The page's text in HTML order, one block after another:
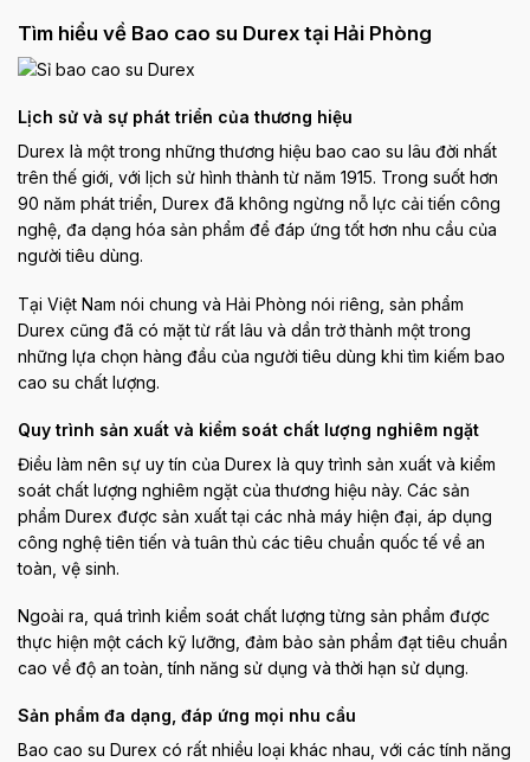
Tìm hiểu về Bao cao su Durex tại Hải Phòng
Lịch sử và sự phát triển của thương hiệu
Durex là một trong những thương hiệu bao cao su lâu đời nhất
trên thế giới, với lịch sử hình thành từ năm 1915. Trong suốt hơn
90 năm phát triển, Durex đã không ngừng nỗ lực cải tiến công
nghệ, đa dạng hóa sản phẩm để đáp ứng tốt hơn nhu cầu của
người tiêu dùng.
Tại Việt Nam nói chung và Hải Phòng nói riêng, sản phẩm
Durex cũng đã có mặt từ rất lâu và dần trở thành một trong
những lựa chọn hàng đầu của người tiêu dùng khi tìm kiếm bao
cao su chất lượng.
Quy trình sản xuất và kiểm soát chất lượng nghiêm ngặt
Điều làm nên sự uy tín của Durex là quy trình sản xuất và kiểm
soát chất lượng nghiêm ngặt của thương hiệu này. Các sản
phẩm Durex được sản xuất tại các nhà máy hiện đại, áp dụng
công nghệ tiên tiến và tuân thủ các tiêu chuẩn quốc tế về an
toàn, vệ sinh.
Ngoài ra, quá trình kiểm soát chất lượng từng sản phẩm được
thực hiện một cách kỹ lưỡng, đảm bảo sản phẩm đạt tiêu chuẩn
cao về độ an toàn, tính năng sử dụng và thời hạn sử dụng.
Sản phẩm đa dạng, đáp ứng mọi nhu cầu
Bao cao su Durex có rất nhiều loại khác nhau, với các tính năng